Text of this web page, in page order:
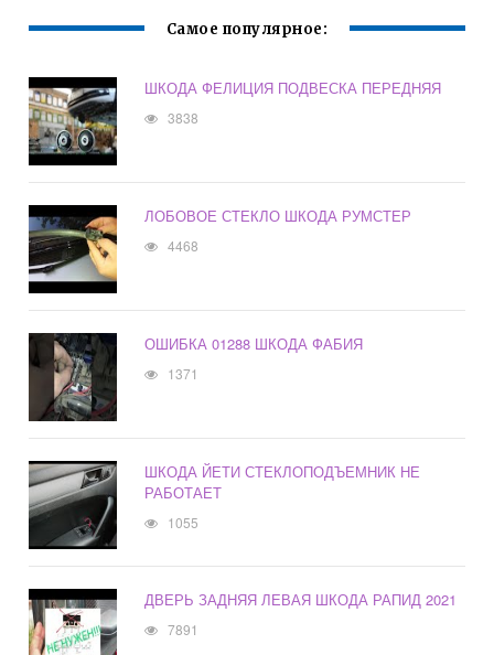
Самое популярное:
ШКОДА ФЕЛИЦИЯ ПОДВЕСКА ПЕРЕДНЯЯ
3838
ЛОБОВОЕ СТЕКЛО ШКОДА РУМСТЕР
4468
ОШИБКА 01288 ШКОДА ФАБИЯ
1371
ШКОДА ЙЕТИ СТЕКЛОПОДЪЕМНИК НЕ
РАБОТАЕТ
1055
ДВЕРЬ ЗАДНЯЯ ЛЕВАЯ ШКОДА РАПИД 2021
7891